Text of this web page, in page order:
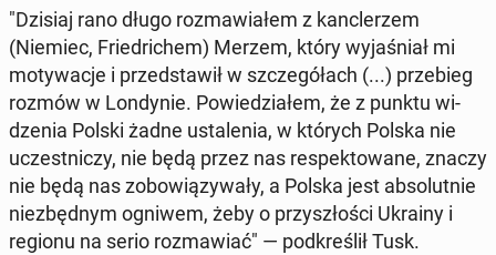
"Dzisiaj rano długo roz­ma­wia­łem z kanc­le­rzem
(Niemiec, Frie­dri­chem) Merzem, który wy­ja­śniał mi
mo­ty­wa­cje i przed­sta­wił w szcze­gó­łach (...) prze­bieg
rozmów w Lon­dy­nie. Po­wie­dzia­łem, że z punktu wi­
dze­nia Polski żadne usta­le­nia, w których Polska nie
uczest­ni­czy, nie będą przez nas re­spek­to­wa­ne, znaczy
nie będą nas zo­bo­wią­zy­wa­ły, a Polska jest ab­so­lut­nie
nie­zbęd­nym ogniwem, żeby o przy­szło­ści Ukrainy i
regionu na serio roz­ma­wiać" — pod­kre­ślił Tusk.